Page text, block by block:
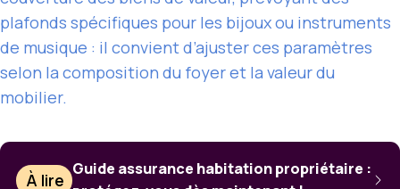
plafonds spécifiques pour les bijoux ou instruments
de musique : il convient d’ajuster ces paramètres
selon la composition du foyer et la valeur du
mobilier.
À lire
Guide assurance habitation propriétaire :